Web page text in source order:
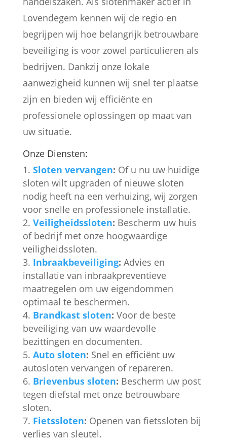
Lovendegem kennen wij de regio en
begrijpen wij hoe belangrijk betrouwbare
beveiliging is voor zowel particulieren als
bedrijven. Dankzij onze lokale
aanwezigheid kunnen wij snel ter plaatse
zijn en bieden wij efficiënte en
professionele oplossingen op maat van
uw situatie.
Onze Diensten:
Sloten vervangen: Of u nu uw huidige
sloten wilt upgraden of nieuwe sloten
nodig heeft na een verhuizing, wij zorgen
voor snelle en professionele installatie.
Veiligheidssloten: Bescherm uw huis
of bedrijf met onze hoogwaardige
veiligheidssloten.
Inbraakbeveiliging: Advies en
installatie van inbraakpreventieve
maatregelen om uw eigendommen
optimaal te beschermen.
Brandkast sloten: Voor de beste
beveiliging van uw waardevolle
bezittingen en documenten.
Auto sloten: Snel en efficiënt uw
autosloten vervangen of repareren.
Brievenbus sloten: Bescherm uw post
tegen diefstal met onze betrouwbare
sloten.
Fietssloten: Openen van fietssloten bij
verlies van sleutel.